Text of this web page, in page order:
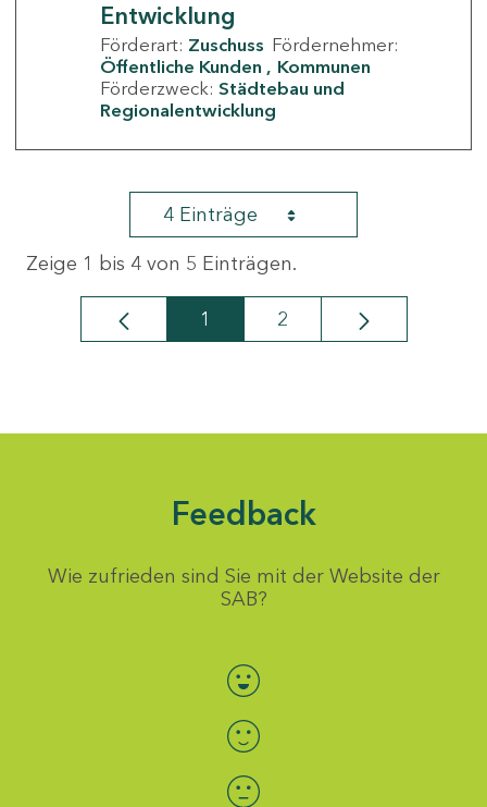
Entwicklung
Förderart: Zuschuss Fördernehmer:
Öffentliche Kunden
Kommunen
Förderzweck: Städtebau und
Regionalentwicklung
4 Einträge
Zeige 1 bis 4 von 5 Einträgen.
Seite
1 Seite
2
Feedback
Wie zufrieden sind Sie mit der Website der
SAB?
Bewertung auswählen